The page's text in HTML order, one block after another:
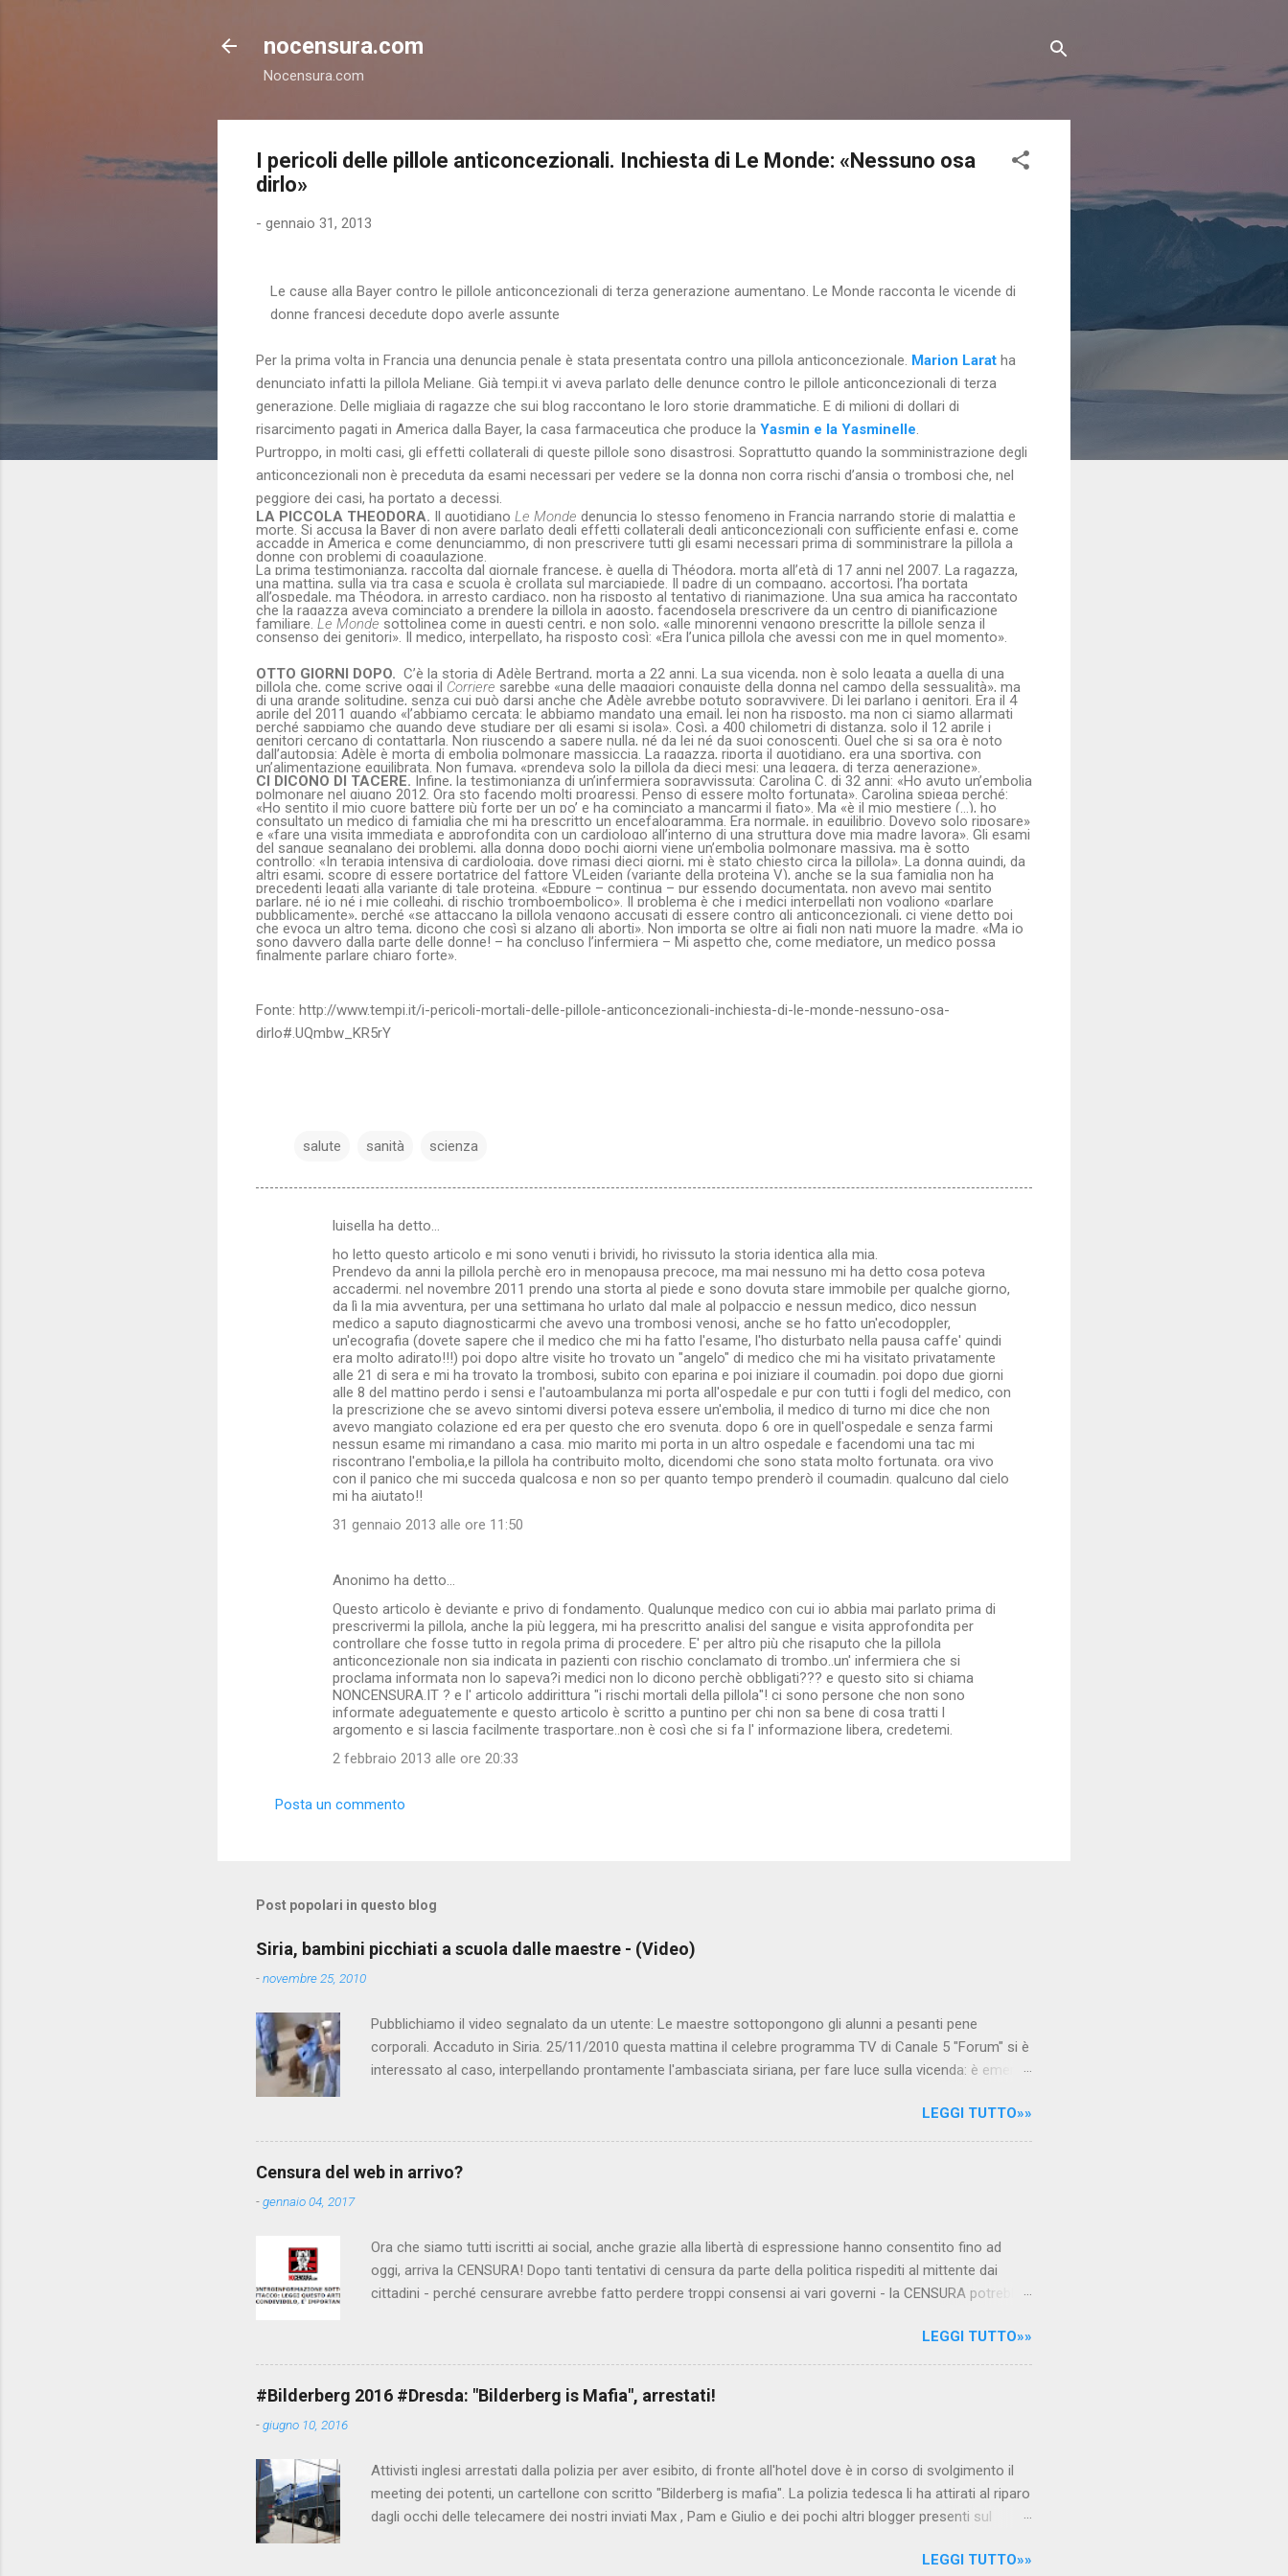
nocensura.com
Nocensura.com
I pericoli delle pillole anticoncezionali. Inchiesta di Le Monde: «Nessuno osa
dirlo»
- gennaio 31, 2013
Le cause alla Bayer contro le pillole anticoncezionali di terza generazione aumentano. Le Monde racconta le vicende di
donne francesi decedute dopo averle assunte
Per la prima volta in Francia una denuncia penale è stata presentata contro una pillola anticoncezionale. Marion Larat ha
denunciato infatti la pillola Meliane. Già tempi.it vi aveva parlato delle denunce contro le pillole anticoncezionali di terza
generazione. Delle migliaia di ragazze che sui blog raccontano le loro storie drammatiche. E di milioni di dollari di
risarcimento pagati in America dalla Bayer, la casa farmaceutica che produce la Yasmin e la Yasminelle
Purtroppo, in molti casi, gli effetti collaterali di queste pillole sono disastrosi. Soprattutto quando la somministrazione degli
anticoncezionali non è preceduta da esami necessari per vedere se la donna non corra rischi d’ansia o trombosi che, nel
peggiore dei casi, ha portato a decessi.
LA PICCOLA THEODORA. Il quotidiano Le Monde denuncia lo stesso fenomeno in Francia narrando storie di malattia e
morte. Si accusa la Bayer di non avere parlato degli effetti collaterali degli anticoncezionali con sufficiente enfasi e, come
accadde in America e come denunciammo, di non prescrivere tutti gli esami necessari prima di somministrare la pillola a
donne con problemi di coagulazione.
La prima testimonianza, raccolta dal giornale francese, è quella di Théodora, morta all’età di 17 anni nel 2007. La ragazza,
una mattina, sulla via tra casa e scuola è crollata sul marciapiede. Il padre di un compagno, accortosi, l’ha portata
all’ospedale, ma Théodora, in arresto cardiaco, non ha risposto al tentativo di rianimazione. Una sua amica ha raccontato
che la ragazza aveva cominciato a prendere la pillola in agosto, facendosela prescrivere da un centro di pianificazione
familiare. Le Monde sottolinea come in questi centri, e non solo, «alle minorenni vengono prescritte la pillole senza il
consenso dei genitori». Il medico, interpellato, ha risposto così: «Era l’unica pillola che avessi con me in quel momento».
OTTO GIORNI DOPO. C’è la storia di Adèle Bertrand, morta a 22 anni. La sua vicenda, non è solo legata a quella di una
pillola che, come scrive oggi il Corriere sarebbe «una delle maggiori conquiste della donna nel campo della sessualità», ma
di una grande solitudine, senza cui può darsi anche che Adèle avrebbe potuto sopravvivere. Di lei parlano i genitori. Era il 4
aprile del 2011 quando «l’abbiamo cercata: le abbiamo mandato una email, lei non ha risposto, ma non ci siamo allarmati
perché sappiamo che quando deve studiare per gli esami si isola». Così, a 400 chilometri di distanza, solo il 12 aprile i
genitori cercano di contattarla. Non riuscendo a sapere nulla, né da lei né da suoi conoscenti. Quel che si sa ora è noto
dall’autopsia: Adèle è morta di embolia polmonare massiccia. La ragazza, riporta il quotidiano, era una sportiva, con
un’alimentazione equilibrata. Non fumava, «prendeva solo la pillola da dieci mesi: una leggera, di terza generazione».
CI DICONO DI TACERE. Infine, la testimonianza di un’infermiera sopravvissuta: Carolina C. di 32 anni: «Ho avuto un’embolia
polmonare nel giugno 2012. Ora sto facendo molti progressi. Penso di essere molto fortunata». Carolina spiega perché:
«Ho sentito il mio cuore battere più forte per un po’ e ha cominciato a mancarmi il fiato». Ma «è il mio mestiere (…), ho
consultato un medico di famiglia che mi ha prescritto un encefalogramma. Era normale, in equilibrio. Dovevo solo riposare»
e «fare una visita immediata e approfondita con un cardiologo all’interno di una struttura dove mia madre lavora». Gli esami
del sangue segnalano dei problemi, alla donna dopo pochi giorni viene un’embolia polmonare massiva, ma è sotto
controllo: «In terapia intensiva di cardiologia, dove rimasi dieci giorni, mi è stato chiesto circa la pillola». La donna quindi, da
altri esami, scopre di essere portatrice del fattore VLeiden (variante della proteina V), anche se la sua famiglia non ha
precedenti legati alla variante di tale proteina. «Eppure – continua – pur essendo documentata, non avevo mai sentito
parlare, né io né i mie colleghi, di rischio tromboembolico». Il problema è che i medici interpellati non vogliono «parlare
pubblicamente», perché «se attaccano la pillola vengono accusati di essere contro gli anticoncezionali, ci viene detto poi
che evoca un altro tema, dicono che così si alzano gli aborti». Non importa se oltre ai figli non nati muore la madre. «Ma io
sono davvero dalla parte delle donne! – ha concluso l’infermiera – Mi aspetto che, come mediatore, un medico possa
finalmente parlare chiaro forte».
Fonte: http://www.tempi.it/i-pericoli-mortali-delle-pillole-anticoncezionali-inchiesta-di-le-monde-nessuno-osa-
dirlo#.UQmbw_KR5rY
salute sanità scienza
luisella ha detto…
ho letto questo articolo e mi sono venuti i brividi, ho rivissuto la storia identica alla mia.
Prendevo da anni la pillola perchè ero in menopausa precoce, ma mai nessuno mi ha detto cosa poteva
accadermi. nel novembre 2011 prendo una storta al piede e sono dovuta stare immobile per qualche giorno,
da lì la mia avventura, per una settimana ho urlato dal male al polpaccio e nessun medico, dico nessun
medico a saputo diagnosticarmi che avevo una trombosi venosi, anche se ho fatto un'ecodoppler,
un'ecografia (dovete sapere che il medico che mi ha fatto l'esame, l'ho disturbato nella pausa caffe' quindi
era molto adirato!!!) poi dopo altre visite ho trovato un "angelo" di medico che mi ha visitato privatamente
alle 21 di sera e mi ha trovato la trombosi, subito con eparina e poi iniziare il coumadin. poi dopo due giorni
alle 8 del mattino perdo i sensi e l'autoambulanza mi porta all'ospedale e pur con tutti i fogli del medico, con
la prescrizione che se avevo sintomi diversi poteva essere un'embolia, il medico di turno mi dice che non
avevo mangiato colazione ed era per questo che ero svenuta. dopo 6 ore in quell'ospedale e senza farmi
nessun esame mi rimandano a casa. mio marito mi porta in un altro ospedale e facendomi una tac mi
riscontrano l'embolia,e la pillola ha contribuito molto, dicendomi che sono stata molto fortunata. ora vivo
con il panico che mi succeda qualcosa e non so per quanto tempo prenderò il coumadin. qualcuno dal cielo
mi ha aiutato!!
31 gennaio 2013 alle ore 11:50
Anonimo ha detto…
Questo articolo è deviante e privo di fondamento. Qualunque medico con cui io abbia mai parlato prima di
prescrivermi la pillola, anche la più leggera, mi ha prescritto analisi del sangue e visita approfondita per
controllare che fosse tutto in regola prima di procedere. E' per altro più che risaputo che la pillola
anticoncezionale non sia indicata in pazienti con rischio conclamato di trombo..un' infermiera che si
proclama informata non lo sapeva?i medici non lo dicono perchè obbligati??? e questo sito si chiama
NONCENSURA.IT ? e l' articolo addirittura "i rischi mortali della pillola"! ci sono persone che non sono
informate adeguatemente e questo articolo è scritto a puntino per chi non sa bene di cosa tratti l
argomento e si lascia facilmente trasportare..non è così che si fa l' informazione libera, credetemi.
2 febbraio 2013 alle ore 20:33
Posta un commento
Post popolari in questo blog
Siria, bambini picchiati a scuola dalle maestre - (Video)
-novembre 25, 2010
Pubblichiamo il video segnalato da un utente: Le maestre sottopongono gli alunni a pesanti pene
corporali. Accaduto in Siria. 25/11/2010 questa mattina il celebre programma TV di Canale 5 "Forum" si è
interessato al caso, interpellando prontamente l'ambasciata siriana, per fare luce sulla vicenda: è emerso
state punite e allontanate dalla scuola. LEGGI IL SERVIZIO . staff nocensura.com Condividi su Facebook
LEGGI TUTTO»»
Censura del web in arrivo?
-gennaio 04, 2017
Ora che siamo tutti iscritti ai social, anche grazie alla libertà di espressione hanno consentito fino ad
oggi, arriva la CENSURA! Dopo tanti tentativi di censura da parte della politica rispediti al mittente dai
cittadini - perché censurare avrebbe fatto perdere troppi consensi ai vari governi - la CENSURA potrebbe
AGCM (da non confondere con AGCOM) tra l'altro il momento è proprizio perché al governo non c'è più
Matteo Renzi ma il buon Renziloni , controfigura di Renzi messo li per mettere la faccia su quelle misure
che per l'ex sindaco di Firenze sarebbero state sconvenienti , dai miliardi da sborsare per le banche allo
sdoganamento della censura del web. Renzi è tornato a casa, a farsi riprendere mentre fa la spesa come
LEGGI TUTTO»»
#Bilderberg 2016 #Dresda: "Bilderberg is Mafia", arrestati!
-giugno 10, 2016
Attivisti inglesi arrestati dalla polizia per aver esibito, di fronte all'hotel dove è in corso di svolgimento il
meeting dei potenti, un cartellone con scritto "Bilderberg is mafia". La polizia tedesca li ha attirati al riparo
dagli occhi delle telecamere dei nostri inviati Max , Pam e Giulio e dei pochi altri blogger presenti sul
evitando che la scena fosse ripresa. E' quanto raccontano i nostri amici inviati durante l'ultimoLEGGI TUTTO»»